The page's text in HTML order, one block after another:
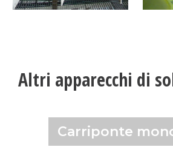
Altri apparecchi di
Carriponte